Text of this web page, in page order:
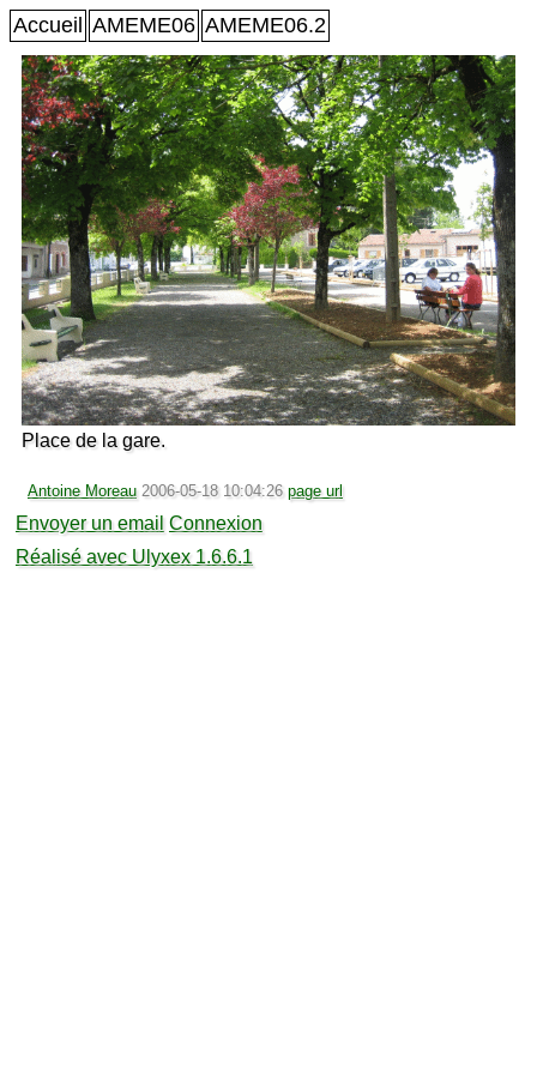
Accueil AMEME06 AMEME06.2
Place de la gare.
Antoine Moreau 2006-05-18 10:04:26 page url
Envoyer un email Connexion
Réalisé avec Ulyxex 1.6.6.1